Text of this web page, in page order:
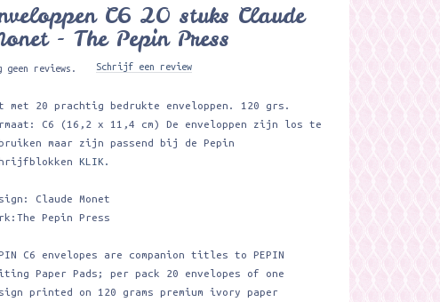
C6 20 stuks Claude
- The Pepin Press
geen reviews. Schrijf een review
met 20 prachtig bedrukte enveloppen. 120 grs.
C6 (16,2 x 11,4 cm) De enveloppen zijn los te
maar zijn passend bij de Pepin
KLIK.
Claude Monet
Pepin Press
C6 envelopes are companion titles to PEPIN
Paper Pads; per pack 20 envelopes of one
printed on 120 grams premium ivory paper